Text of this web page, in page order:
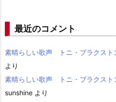
最近のコメント
素晴らしい歌声 トニ・ブラクスト
より
素晴らしい歌声 トニ・ブラクスト
sunshine より